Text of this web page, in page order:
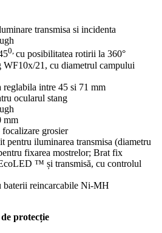
transmisa si incidenta
0, cu posibilitatea rotirii la 360°
WF10x/21, cu diametrul campului
reglabila intre 45 si 71 mm
ocularul stang
mm
grosier
pentru iluminarea transmisa (diametru
fixarea mostrelor; Brat fix
™ și transmisă, cu controlul
baterii reincarcabile Ni-MH
protecție